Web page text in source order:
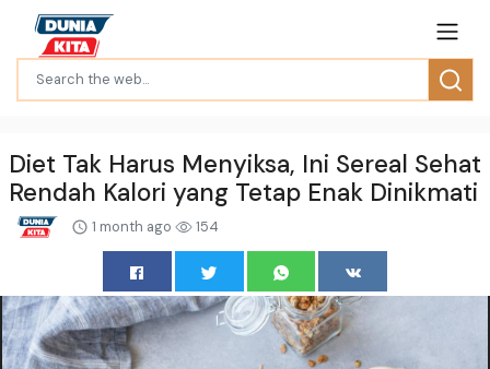
Diet Tak Harus Menyiksa, Ini Sereal Sehat
Rendah Kalori yang Tetap Enak Dinikmati
1 month ago 154